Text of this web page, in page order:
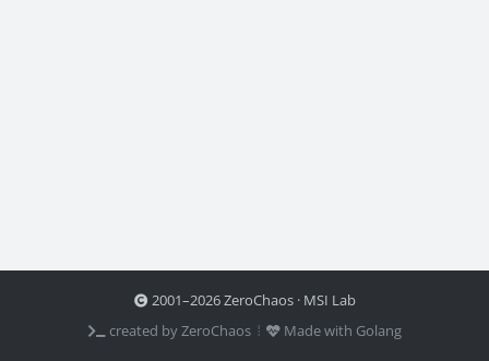
2001–2026 ZeroChaos · MSI Lab
created by ZeroChaos ⦙
Made with Golang